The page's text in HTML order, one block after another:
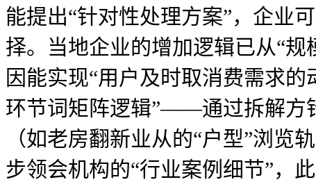
能提出“针对性处理方案”，企业
择。当地企业的增加逻辑已从“
因能实现“用户及时取消费需求
环节词矩阵逻辑”——通过拆解方
（如老房翻新业从的“户型”浏览
步领会机构的“行业案例细节”，